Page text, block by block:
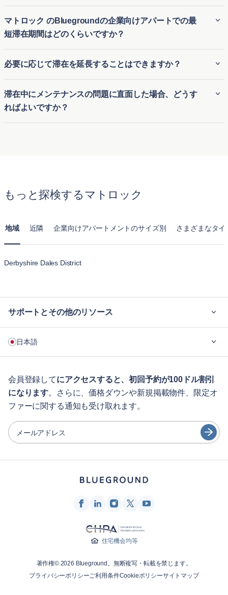
備が含まれています。多くの物件では、フィットネスセンタ
ー、プール、屋上ラウンジへのアクセスも可能で、快適で便
利な滞在を実現します。ホテルのようなサービスを追加した
家庭的な雰囲気を提供することを目指しています。
ック は、リモートワーカーを念頭に設計されており、専用の
ワークスペースが用意されています。これらのワークスペー
スには、快適なデスク、人間工学に基づいた椅子、強力な
Wi-Fi接続が含まれ、効率的な作業環境を保証します。これ
により、リモートで働くプロフェッショナルや長期出張者に
最適な選択肢となります。
マトロック のBluegroundの企業向けアパートでの最
短滞在期間はどのくらいですか？
期間は通常2 泊です。この柔軟性により、出張者、長期滞在
者、一時的な住宅が必要な方に最適です。ただし、物件によ
って条件が若干異なる場合があるため、興味のある都市の具
体的な条件を確認することをお勧めします。
必要に応じて滞在を延長することはできますか？
室状況に応じて滞在を延長することができます。延長は、多
くの場合、Bluegroundの使いやすいアプリを介して、または
カスタマーサポートに連絡することで管理できます。希望す
滞在中にメンテナンスの問題に直面した場合、どうす
ればよいですか？
先サービスを提供します。
もっと探検するマトロック
地域 近隣 企業向けアパートメントのサイズ別 さまざまなタイ
Derbyshire Dales District
サポートとその他のリソース
企業向け
ゲスト向け特典サービス
シティガイド
パートナー
家具レンタル事業者
インフルエンサー＆アフィリエイト
ニュースルーム
日本語
English
Português
Español
会員登録してにアクセスすると、初回予約が100ドル割引
になります。さらに、価格ダウンや新規掲載物件、限定オ
ファーに関する通知も受け取れます。
メールアドレス
住宅機会均等
著作権© 2026 Blueground。無断複写・転載を禁じます。
プライバシーポリシーご利用条件Cookieポリシーサイトマップ